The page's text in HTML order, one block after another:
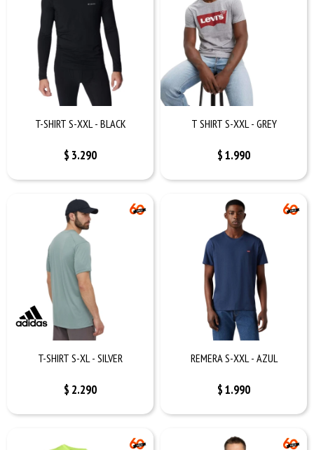
T-SHIRT S-XXL - BLACK
$ 3.290
T SHIRT S-XXL - GREY
$1.990
T-SHIRT S-XL - SILVER
$ 2.290
REMERA S-XXL - AZUL
$1.990